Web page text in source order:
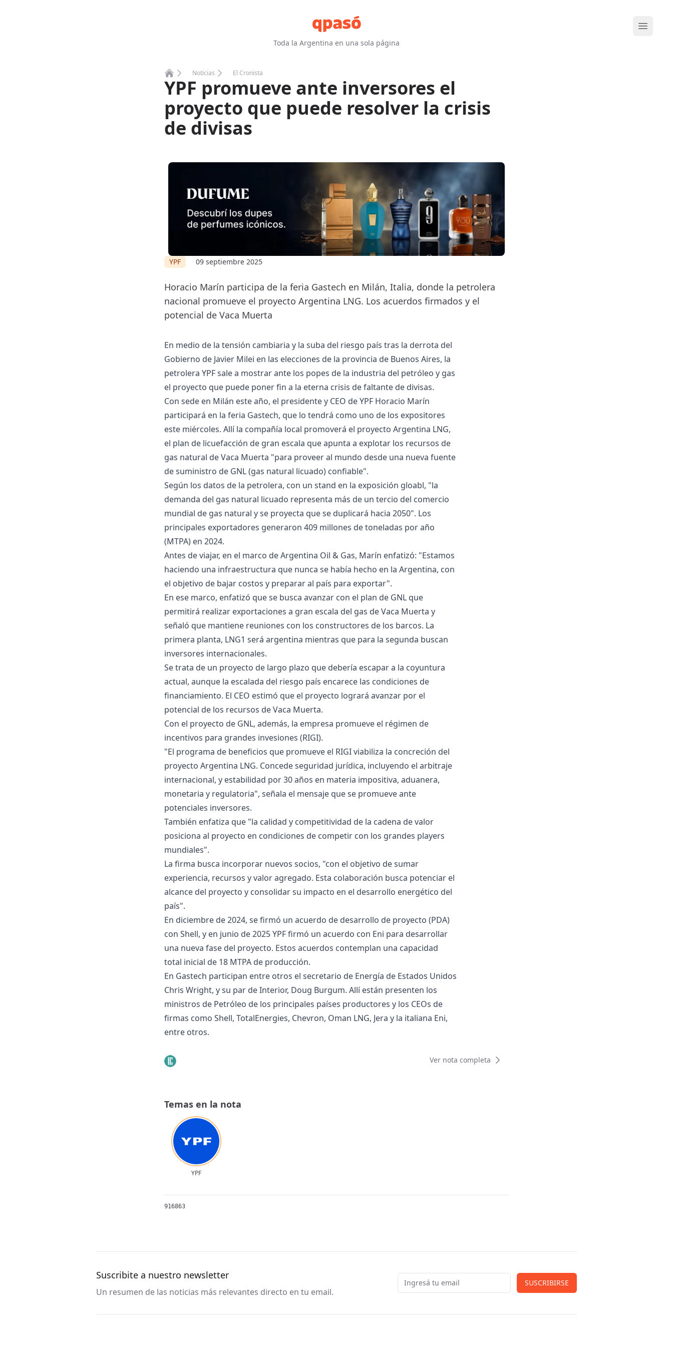
Toda la Argentina en una sola página
Abrir
Home
Noticias El Cronista
YPF promueve ante inversores el
proyecto que puede resolver la crisis
de divisas
YPF 09 septiembre 2025
Horacio Marín participa de la feria Gastech en Milán, Italia, donde la petrolera
nacional promueve el proyecto Argentina LNG. Los acuerdos firmados y el
potencial de Vaca Muerta
En medio de la tensión cambiaria y la suba del riesgo país tras la derrota del
Gobierno de Javier Milei en las elecciones de la provincia de Buenos Aires, la
petrolera YPF sale a mostrar ante los popes de la industria del petróleo y gas
el proyecto que puede poner fin a la eterna crisis de faltante de divisas.
Con sede en Milán este año, el presidente y CEO de YPF Horacio Marín
participará en la feria Gastech, que lo tendrá como uno de los expositores
este miércoles. Allí la compañía local promoverá el proyecto Argentina LNG,
el plan de licuefacción de gran escala que apunta a explotar los recursos de
gas natural de Vaca Muerta "para proveer al mundo desde una nueva fuente
de suministro de GNL (gas natural licuado) confiable".
Según los datos de la petrolera, con un stand en la exposición gloabl, "la
demanda del gas natural licuado representa más de un tercio del comercio
mundial de gas natural y se proyecta que se duplicará hacia 2050". Los
principales exportadores generaron 409 millones de toneladas por año
(MTPA) en 2024.
Antes de viajar, en el marco de Argentina Oil & Gas, Marín enfatizó: "Estamos
haciendo una infraestructura que nunca se había hecho en la Argentina, con
el objetivo de bajar costos y preparar al país para exportar".
En ese marco, enfatizó que se busca avanzar con el plan de GNL que
permitirá realizar exportaciones a gran escala del gas de Vaca Muerta y
señaló que mantiene reuniones con los constructores de los barcos. La
primera planta, LNG1 será argentina mientras que para la segunda buscan
inversores internacionales.
Se trata de un proyecto de largo plazo que debería escapar a la coyuntura
actual, aunque la escalada del riesgo país encarece las condiciones de
financiamiento. El CEO estimó que el proyecto logrará avanzar por el
potencial de los recursos de Vaca Muerta.
Con el proyecto de GNL, además, la empresa promueve el régimen de
incentivos para grandes invesiones (RIGI).
"El programa de beneficios que promueve el RIGI viabiliza la concreción del
proyecto Argentina LNG. Concede seguridad jurídica, incluyendo el arbitraje
internacional, y estabilidad por 30 años en materia impositiva, aduanera,
monetaria y regulatoria", señala el mensaje que se promueve ante
potenciales inversores.
También enfatiza que "la calidad y competitividad de la cadena de valor
posiciona al proyecto en condiciones de competir con los grandes players
mundiales".
La firma busca incorporar nuevos socios, "con el objetivo de sumar
experiencia, recursos y valor agregado. Esta colaboración busca potenciar el
alcance del proyecto y consolidar su impacto en el desarrollo energético del
país".
En diciembre de 2024, se firmó un acuerdo de desarrollo de proyecto (PDA)
con Shell, y en junio de 2025 YPF firmó un acuerdo con Eni para desarrollar
una nueva fase del proyecto. Estos acuerdos contemplan una capacidad
total inicial de 18 MTPA de producción.
En Gastech participan entre otros el secretario de Energía de Estados Unidos
Chris Wright, y su par de Interior, Doug Burgum. Allí están presenten los
ministros de Petróleo de los principales países productores y los CEOs de
firmas como Shell, TotalEnergies, Chevron, Oman LNG, Jera y la italiana Eni,
entre otros.
Ver nota completa
Temas en la nota
YPF
916863
Suscribite a nuestro newsletter
Un resumen de las noticias más relevantes directo en tu email. Email SUSCRIBIRSE